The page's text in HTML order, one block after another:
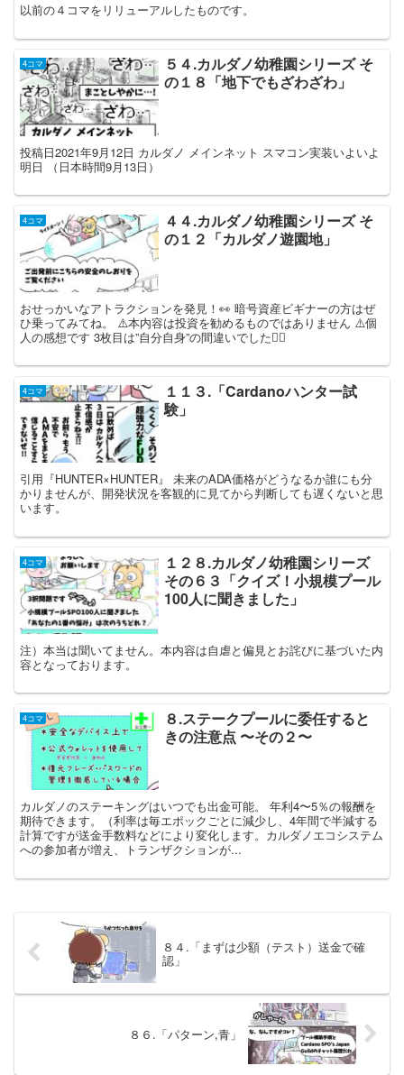
以前の４コマをリリューアルしたものです。
4コマ
５４.カルダノ幼稚園シリーズ そ
の１８「地下でもざわざわ」
投稿日2021年9月12日 カルダノ メインネット スマコン実装いよいよ
明日 （日本時間9月13日）
4コマ
４４.カルダノ幼稚園シリーズ そ
の１２「カルダノ遊園地」
おせっかいなアトラクションを発見！👀 暗号資産ビギナーの方はぜ
ひ乗ってみてね。 ⚠️本内容は投資を勧めるものではありません ⚠️個
人の感想です 3枚目は”自分自身”の間違いでした🙇‍♂️
4コマ
１１３.「Cardanoハンター試
験」
引用『HUNTER×HUNTER』 未来のADA価格がどうなるか誰にも分
かりませんが、開発状況を客観的に見てから判断しても遅くないと思
います。
4コマ
１２８.カルダノ幼稚園シリーズ
その６３「クイズ！小規模プール
100人に聞きました」
注）本当は聞いてません。本内容は自虐と偏見とお詫びに基づいた内
容となっております。
4コマ
８.ステークプールに委任すると
きの注意点 〜その２〜
カルダノのステーキングはいつでも出金可能。 年利4〜5％の報酬を
期待できます。（利率は毎エポックごとに減少し、4年間で半減する
計算ですが送金手数料などにより変化します。カルダノエコシステム
への参加者が増え、トランザクションが...
８４.「まずは少額（テスト）送金で確
認」
８６.「パターン,青」